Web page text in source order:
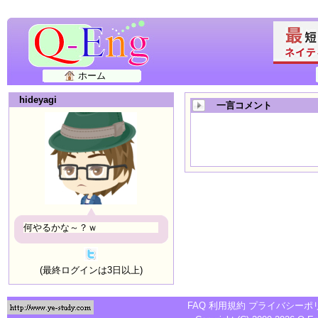
ホーム
hideyagi
何やるかな～？ｗ
(最終ログインは3日以上)
一言コメント
FAQ 利用規約 プライバシーポ